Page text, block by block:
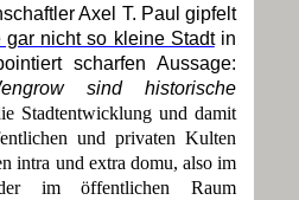
Axel T. Paul gipfelt
gar nicht so kleine Stadt in
scharfen Aussage:
sind historische
Stadtentwicklung und damit
und privaten Kulten
intra und extra domu, also im
im öffentlichen Raum